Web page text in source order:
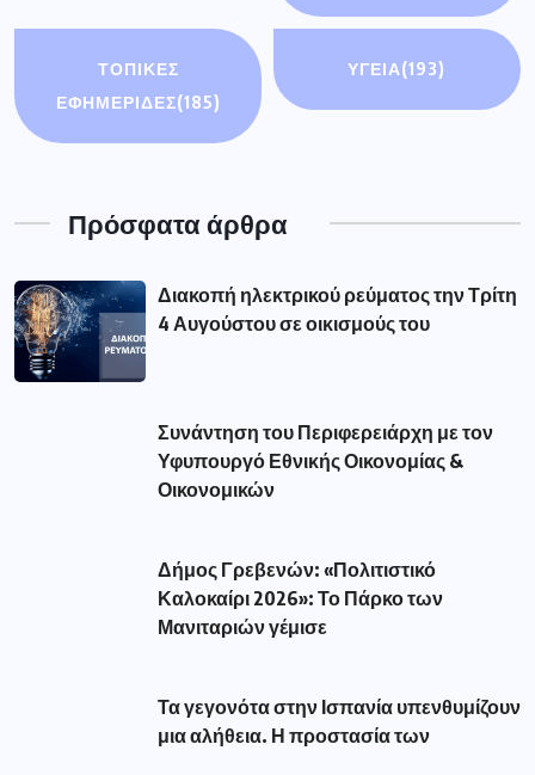
ΤΟΠΙΚΕΣ
ΕΦΗΜΕΡΙΔΕΣ(185)
ΥΓΕΙΑ(193)
Πρόσφατα άρθρα
Διακοπή ηλεκτρικού ρεύματος την Τρίτη
4 Αυγούστου σε οικισμούς του
Συνάντηση του Περιφερειάρχη με τον
Υφυπουργό Εθνικής Οικονομίας &
Οικονομικών
Δήμος Γρεβενών: «Πολιτιστικό
Καλοκαίρι 2026»: Το Πάρκο των
Μανιταριών γέμισε
Τα γεγονότα στην Ισπανία υπενθυμίζουν
μια αλήθεια. Η προστασία των